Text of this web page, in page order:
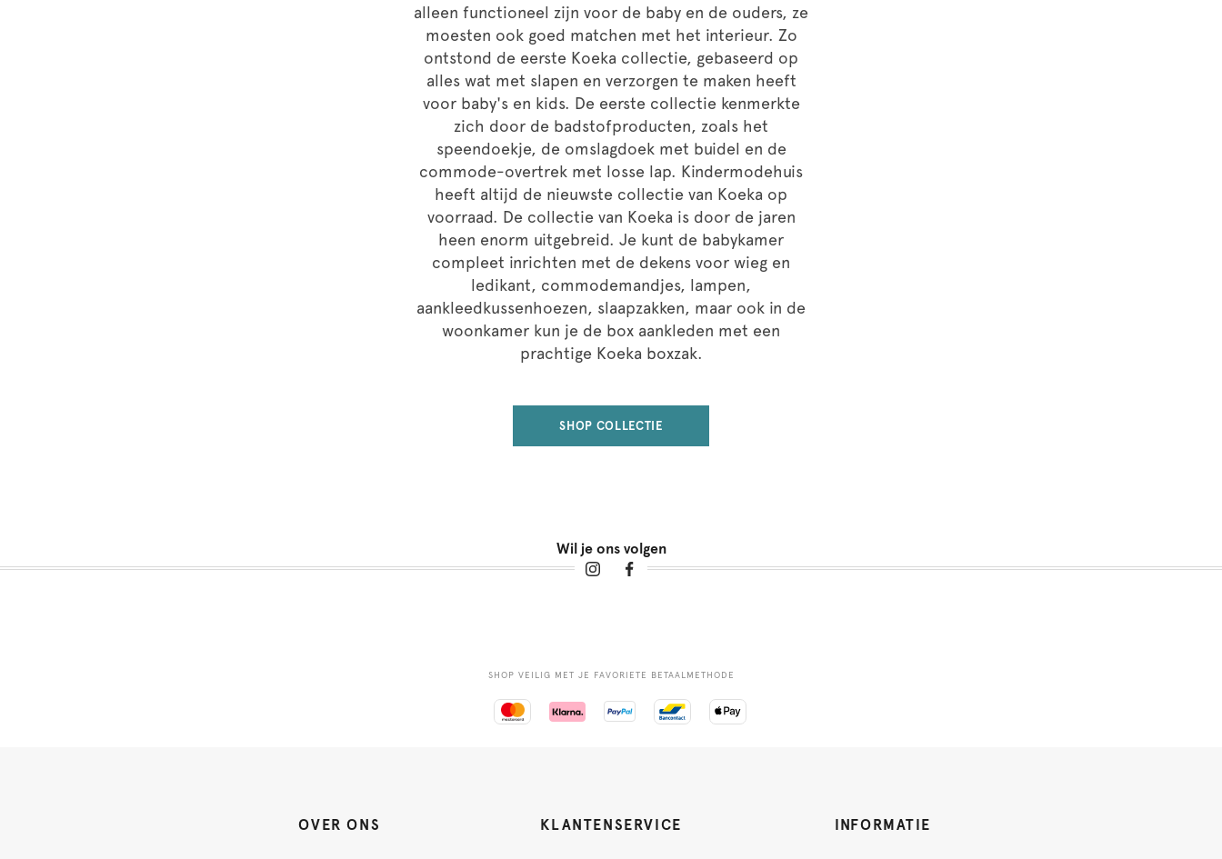
alleen functioneel zijn voor de baby en de ouders, ze
moesten ook goed matchen met het interieur. Zo
ontstond de eerste Koeka collectie, gebaseerd op
alles wat met slapen en verzorgen te maken heeft
voor baby's en kids. De eerste collectie kenmerkte
zich door de badstofproducten, zoals het
speendoekje, de omslagdoek met buidel en de
commode-overtrek met losse lap. Kindermodehuis
heeft altijd de nieuwste collectie van Koeka op
voorraad. De collectie van Koeka is door de jaren
heen enorm uitgebreid. Je kunt de babykamer
compleet inrichten met de dekens voor wieg en
ledikant, commodemandjes, lampen,
aankleedkussenhoezen, slaapzakken, maar ook in de
woonkamer kun je de box aankleden met een
prachtige Koeka boxzak.
SHOP COLLECTIE
Wil je ons volgen
SHOP VEILIG MET JE FAVORIETE BETAALMETHODE
OVER ONS KLANTENSERVICE INFORMATIE